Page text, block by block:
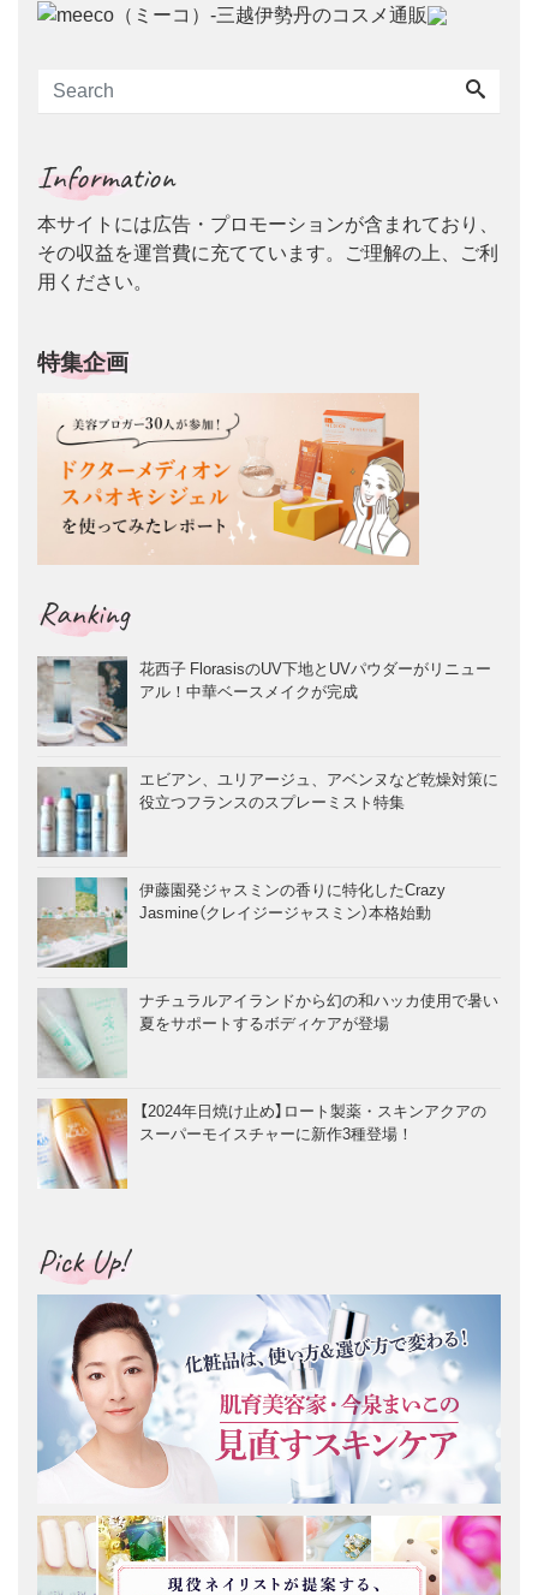
Information
本サイトには広告・プロモーションが含まれており、
その収益を運営費に充てています。ご理解の上、ご利
用ください。
特集企画
Ranking
花西子 FlorasisのUV下地とUVパウダーがリニュー
アル！中華ベースメイクが完成
エビアン、ユリアージュ、アベンヌなど乾燥対策に
役立つフランスのスプレーミスト特集
伊藤園発ジャスミンの香りに特化したCrazy
Jasmine（クレイジージャスミン）本格始動
ナチュラルアイランドから幻の和ハッカ使用で暑い
夏をサポートするボディケアが登場
【2024年日焼け止め】ロート製薬・スキンアクアの
スーパーモイスチャーに新作3種登場！
Pick Up!